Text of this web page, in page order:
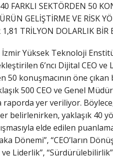
FARKLI SEKTÖRDEN 50
GELİŞTİRME VE RİSK
TRİLYON DOLARLIK
Yüksek Teknoloji
6’ncı Dijital CEO
50 konuşmacının öne
500 CEO ve Genel
yer veriliyor.
belirlenirken, yaklaşık 40
elde edilen
Dönemi”, “CEO’ların
Liderlik”,